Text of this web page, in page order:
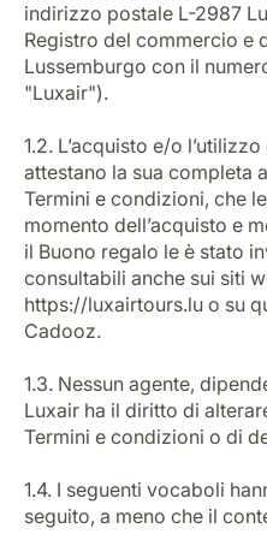
Gruppo Luxair
Opportunità di lavoro con
indirizzo postale L-2987
Registro del commercio e
Lussemburgo con il
"Luxair").
1.2. L’acquisto e/o
attestano la sua completa
Termini e condizioni, che
momento dell’acquisto e
il Buono regalo le è stato
consultabili anche sui siti
https://luxairtours.lu o su
Cadooz.
1.3. Nessun agente,
Luxair ha il diritto di
Termini e condizioni o di
1.4. I seguenti vocaboli
seguito, a meno che il